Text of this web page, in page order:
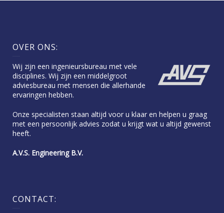
OVER ONS:
Wij zijn een ingenieursbureau met vele
disciplines. Wij zijn een middelgroot
adviesbureau met mensen die allerhande
ervaringen hebben.
Onze specialisten staan altijd voor u klaar en helpen u graag
met een persoonlijk advies zodat u krijgt wat u altijd gewenst
heeft.
A.V.S. Engineering B.V.
CONTACT: